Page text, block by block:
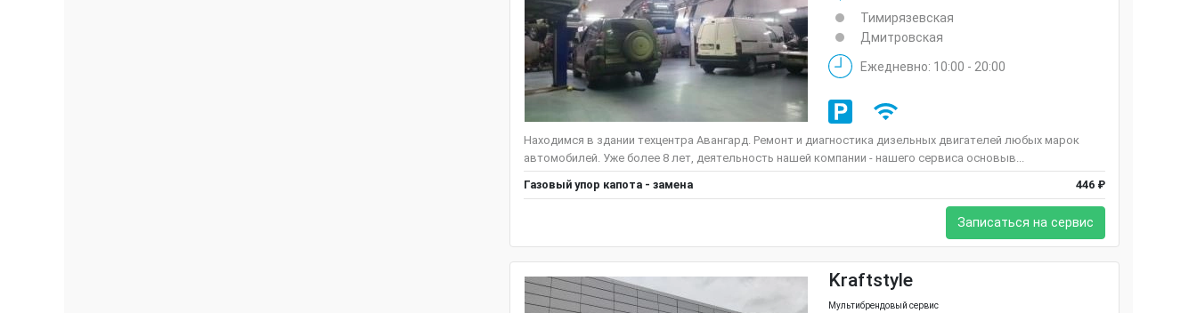
Тимирязевская
Дмитровская
Ежедневно: 10:00 - 20:00
Находимся в здании техцентра Авангард. Ремонт и диагностика дизельных двигателей любых марок
автомобилей. Уже более 8 лет, деятельность нашей компании - нашего сервиса основыв...
Газовый упор капота - замена
446 ₽
Записаться на сервис
Kraftstyle
Мультибрендовый сервис